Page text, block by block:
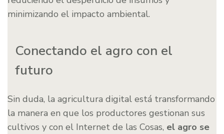
minimizando el impacto ambiental.
Conectando el agro con el
futuro
Sin duda, la agricultura digital está transformando
la manera en que los productores gestionan sus
cultivos y con el Internet de las Cosas, el agro se